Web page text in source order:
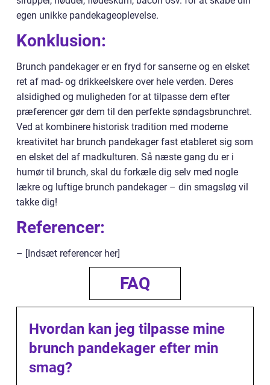
egen unikke pandekageoplevelse.
Konklusion:
Brunch pandekager er en fryd for sanserne og en elsket
ret af mad- og drikkeelskere over hele verden. Deres
alsidighed og muligheden for at tilpasse dem efter
præferencer gør dem til den perfekte søndagsbrunchret.
Ved at kombinere historisk tradition med moderne
kreativitet har brunch pandekager fast etableret sig som
en elsket del af madkulturen. Så næste gang du er i
humør til brunch, skal du forkæle dig selv med nogle
lækre og luftige brunch pandekager – din smagsløg vil
takke dig!
Referencer:
– [Indsæt referencer her]
FAQ
Hvordan kan jeg tilpasse mine
brunch pandekager efter min
smag?